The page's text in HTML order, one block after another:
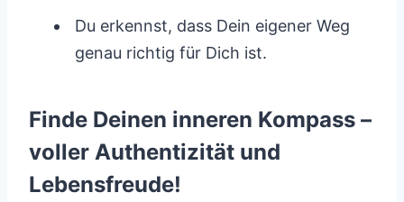
Du erkennst, dass Dein eigener Weg
genau richtig für Dich ist.
Finde Deinen inneren Kompass –
voller Authentizität und
Lebensfreude!